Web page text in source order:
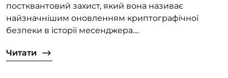
постквантовий захист, який вона називає
найзначнішим оновленням криптографічної
безпеки в історії месенджера....
Читати